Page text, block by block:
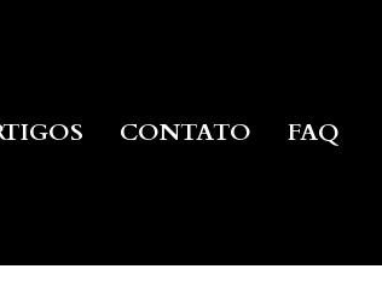
CONTATO FAQ